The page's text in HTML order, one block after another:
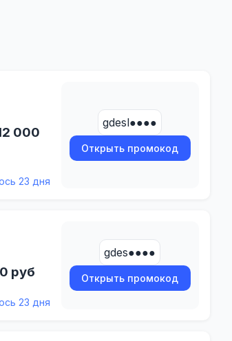
000
23 дня
gdesl●●●●
Открыть промокод
руб
23 дня
gdes●●●●
Открыть промокод